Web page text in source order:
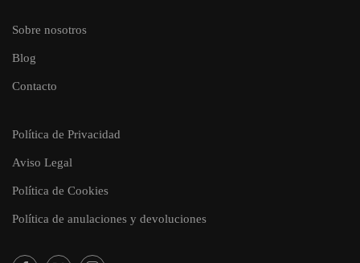
Sobre nosotros
Blog
Contacto
Política de Privacidad
Aviso Legal
Política de Cookies
Política de anulaciones y devoluciones